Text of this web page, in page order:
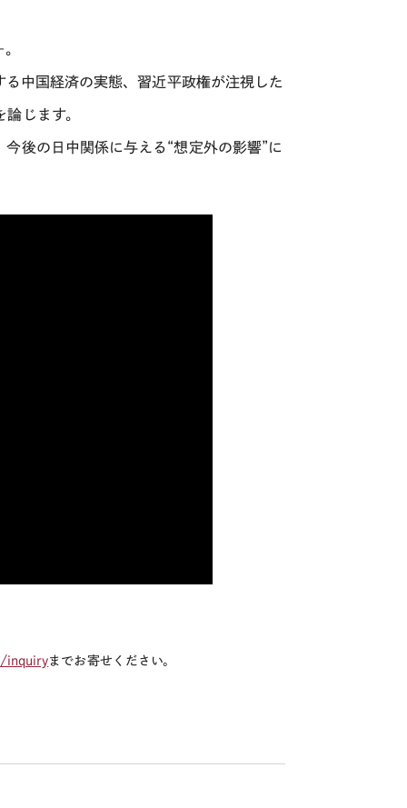
中国経済の実態、習近平政権が注視した
じます。
後の日中関係に与える“想定外の影響”に
inquiryまでお寄せください。